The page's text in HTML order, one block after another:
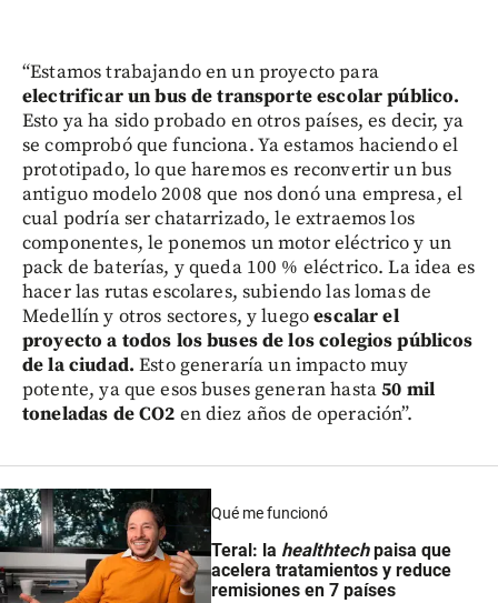
“Estamos trabajando en un proyecto para
electrificar un bus de transporte escolar público.
Esto ya ha sido probado en otros países, es decir, ya
se comprobó que funciona. Ya estamos haciendo el
prototipado, lo que haremos es reconvertir un bus
antiguo modelo 2008 que nos donó una empresa, el
cual podría ser chatarrizado, le extraemos los
componentes, le ponemos un motor eléctrico y un
pack de baterías, y queda 100 % eléctrico. La idea es
hacer las rutas escolares, subiendo las lomas de
Medellín y otros sectores, y luegoescalar el
proyecto a todos los buses de los colegios públicos
de la ciudad.Esto generaría un impacto muy
potente, ya que esos buses generan hasta50 mil
toneladas de CO2 en diez años de operación”.
Qué me funcionó
Teral: la healthtechpaisa que
acelera tratamientos y reduce
remisiones en 7 países